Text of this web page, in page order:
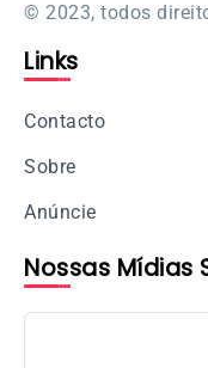
© 2023, todos
Links
Contacto
Sobre
Anúncie
Nossas Mídias